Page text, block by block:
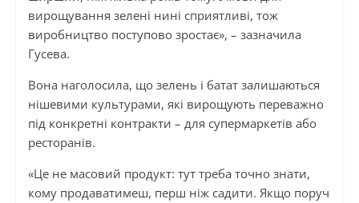
вирощування зелені нині сприятливі, тож
виробництво поступово зростає», – зазначила
Гусева.
Вона наголосила, що зелень і батат залишаються
нішевими культурами, які вирощують переважно
під конкретні контракти – для супермаркетів або
ресторанів.
«Це не масовий продукт: тут треба точно знати,
кому продаватимеш, перш ніж садити. Якщо поруч